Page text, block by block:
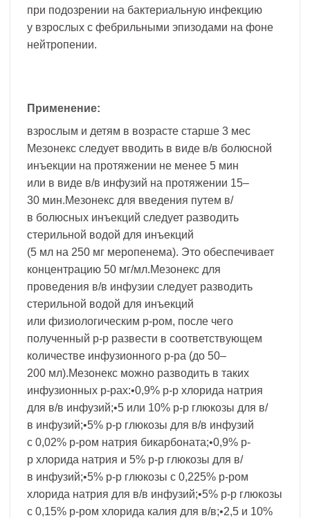
при подозрении на бактериальную инфекцию
у взрослых с фебрильными эпизодами на фоне
нейтропении.
Применение:
взрослым и детям в возрасте старше 3 мес
Мезонекс следует вводить в виде в/в болюсной
инъекции на протяжении не менее 5 мин
или в виде в/в инфузий на протяжении 15–
30 мин.Мезонекс для введения путем в/
в болюсных инъекций следует разводить
стерильной водой для инъекций
(5 мл на 250 мг меропенема). Это обеспечивает
концентрацию 50 мг/мл.Мезонекс для
проведения в/в инфузии следует разводить
стерильной водой для инъекций
или физиологическим р-ром, после чего
полученный р-р развести в соответствующем
количестве инфузионного р-ра (до 50–
200 мл).Мезонекс можно разводить в таких
инфузионных р-рах:•0,9% р-р хлорида натрия
для в/в инфузий;•5 или 10% р-р глюкозы для в/
в инфузий;•5% р-р глюкозы для в/в инфузий
с 0,02% р-ром натрия бикарбоната;•0,9% р-
р хлорида натрия и 5% р-р глюкозы для в/
в инфузий;•5% р-р глюкозы с 0,225% р-ром
хлорида натрия для в/в инфузий;•5% р-р глюкозы
с 0,15% р-ром хлорида калия для в/в;•2,5 и 10%